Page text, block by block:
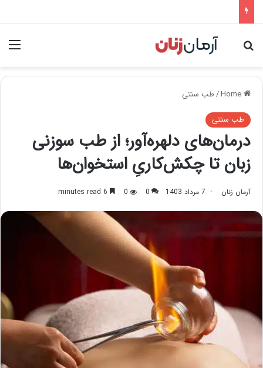
Search for
/طب سنتی
طب سنتی
درمان‌های دلهره‌آور؛ از طب سوزنی
زبان تا چکش‌کاریِ استخوان‌ها
آرمان زنان 7 مرداد 1403 0
0